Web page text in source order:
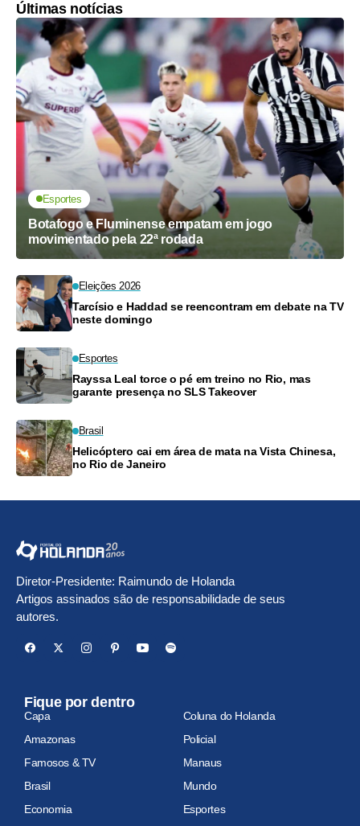
Últimas notícias
Esportes
Botafogo e Fluminense empatam em jogo
movimentado pela 22ª rodada
Eleições 2026
Tarcísio e Haddad se reencontram em debate na TV
neste domingo
Esportes
Rayssa Leal torce o pé em treino no Rio, mas
garante presença no SLS Takeover
Brasil
Helicóptero cai em área de mata na Vista Chinesa,
no Rio de Janeiro
Diretor-Presidente: Raimundo de Holanda
Artigos assinados são de responsabilidade de seus
autores.
Fique por dentro
Capa
Coluna do Holanda
Amazonas
Policial
Famosos & TV
Manaus
Brasil
Mundo
Economia
Esportes